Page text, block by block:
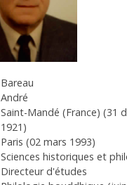
Bareau
André
Saint-Mandé (France) (31
1921 )
Paris (02 mars 1993)
Sciences historiques et
Directeur d'études